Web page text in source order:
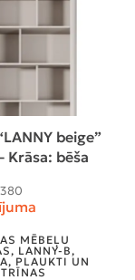
beige”
Krāsa: bēša
MĒBEĻU
, LANNY-B ,
, PLAUKTI UN